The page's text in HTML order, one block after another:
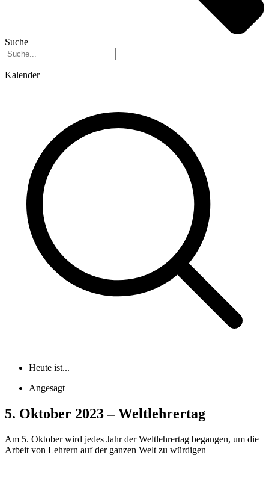
Suche
Kalender
Heute ist...
Angesagt
5. Oktober 2023 – Weltlehrertag
Am 5. Oktober wird jedes Jahr der Weltlehrertag begangen, um die
Arbeit von Lehrern auf der ganzen Welt zu würdigen